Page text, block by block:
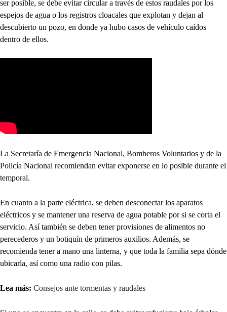
ser posible, se debe evitar circular a través de estos raudales por los
espejos de agua o los registros cloacales que explotan y dejan al
descubierto un pozo, en donde ya hubo casos de vehículo caídos
dentro de ellos.
La Secretaría de Emergencia Nacional, Bomberos Voluntarios y de la
Policía Nacional recomiendan evitar exponerse en lo posible durante el
temporal.
En cuanto a la parte eléctrica, se deben desconectar los aparatos
eléctricos y se mantener una reserva de agua potable por si se corta el
servicio. Así también se deben tener provisiones de alimentos no
perecederos y un botiquín de primeros auxilios. Además, se
recomienda tener a mano una linterna, y que toda la familia sepa dónde
ubicarla, así como una radio con pilas.
Lea más: Consejos ante tormentas y raudales